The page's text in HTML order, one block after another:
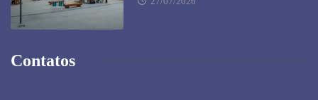
Contatos